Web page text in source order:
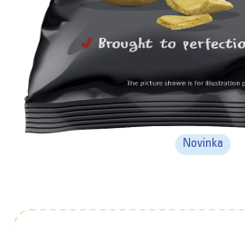
Novinka